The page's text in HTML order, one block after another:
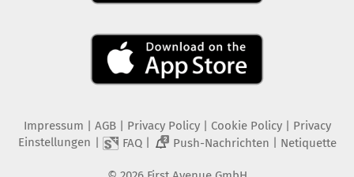
Impressum AGB Privacy Policy| Cookie Policy| Privacy
Einstellungen
FAQ| 2 Push-Nachrichten Netiquette